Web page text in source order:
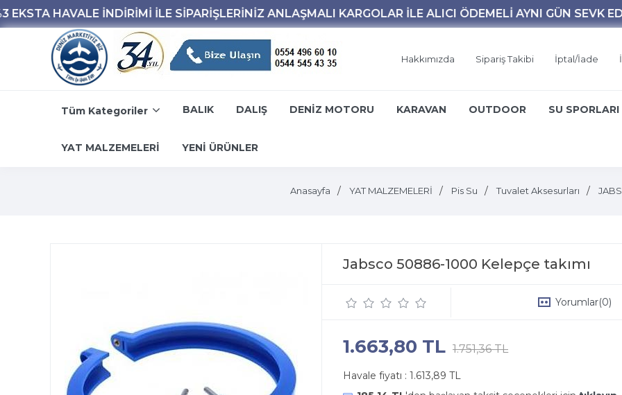
Hakkımızda Sipariş Takibi İptal/İade
Tüm Kategoriler BALIK DALIŞ DENİZ MOTORU KARAVAN OUTDOOR SU SPORLARI
YAT MALZEMELERİ YENİ ÜRÜNLER
Anasayfa YAT MALZEMELERİ Pis Su Tuvalet Aksesurları
Jabsco 50886-1000 Kelepçe takımı
Yorumlar(0)
1.663,80 TL 1.751,36 TL
Havale fiyatı : 1.613,89 TL